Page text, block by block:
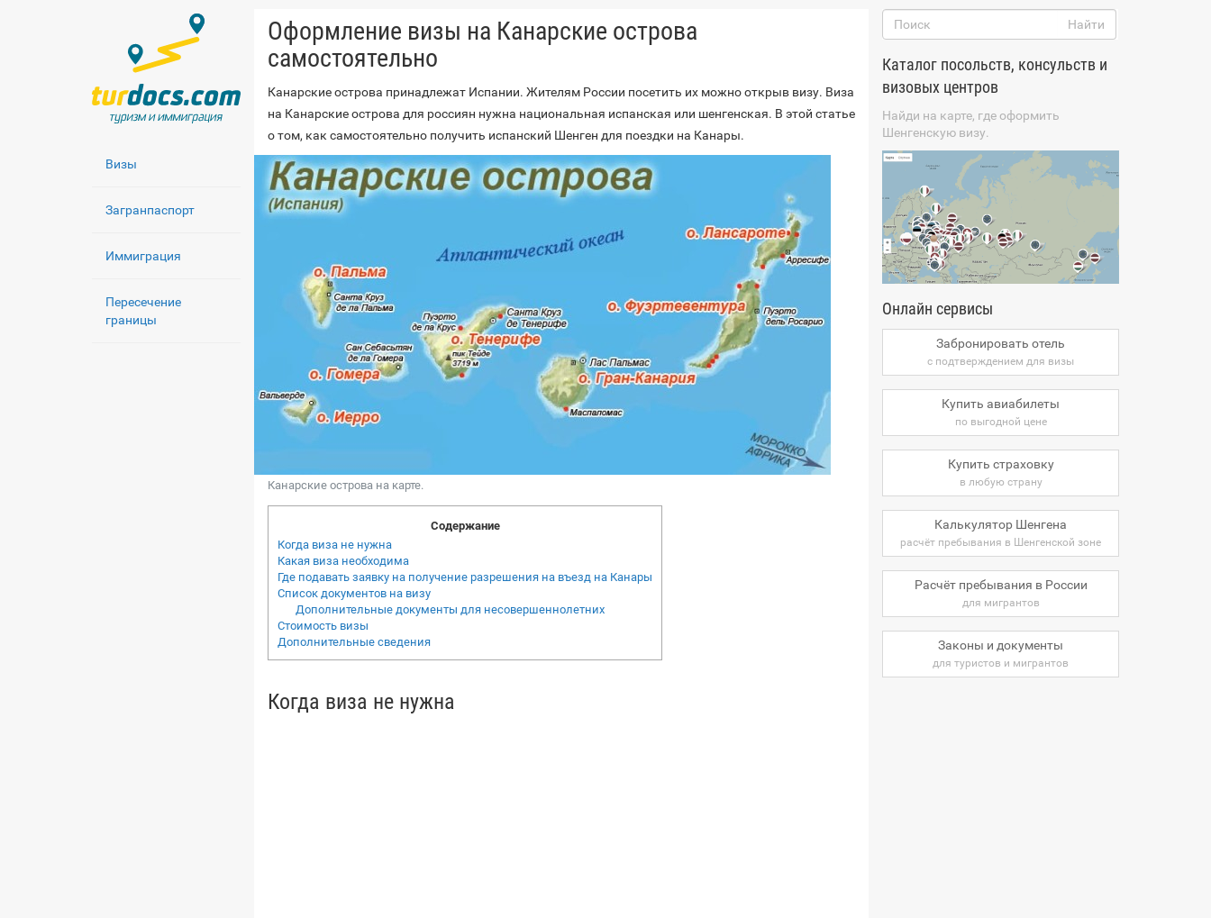
Визы
Загранпаспорт
Иммиграция
Пересечение
границы
Оформление визы на Канарские острова
самостоятельно
Канарские острова принадлежат Испании. Жителям России посетить их можно открыв визу. Виза
на Канарские острова для россиян нужна национальная испанская или шенгенская. В этой статье
о том, как самостоятельно получить испанский Шенген для поездки на Канары.
Канарские острова на карте.
Содержание
Когда виза не нужна
Какая виза необходима
Где подавать заявку на получение разрешения на въезд на Канары
Список документов на визу
Дополнительные документы для несовершеннолетних
Стоимость визы
Дополнительные сведения
Когда виза не нужна
Каталог посольств, консульств и
визовых центров
Найди на карте, где оформить
Шенгенскую визу.
Онлайн сервисы
Забронировать отель
с подтверждением для визы
Купить авиабилеты
по выгодной цене
Купить страховку
в любую страну
Калькулятор Шенгена
расчёт пребывания в Шенгенской зоне
Расчёт пребывания в России
для мигрантов
Законы и документы
для туристов и мигрантов